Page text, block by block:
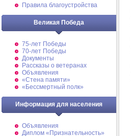
Правила благоустройства
Великая Победа
75-лет Победы
70-лет Победы
Документы
Рассказы о ветеранах
Объявления
«Стена памяти»
«Бессмертный полк»
Информация для населения
Объявления
Диплом «Признательность»